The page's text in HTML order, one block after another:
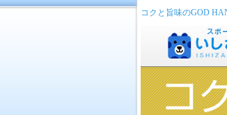
コクと旨味のGOD